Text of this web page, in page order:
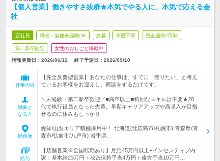
【個人営業】働きやすさ抜群★本気でやる人に、本気で応える会
社
正社員 職種・業種未経験OK 急募 学歴不問 完全週休2日制
第二新卒歓迎 女性のおしごと掲載中
情報更新日：2026/06/12 終了予定日： 2026/09/10
仕事内容
【完全反響型営業】あなたの仕事は、すでに「売りたい」と考え
ているお客様をお迎えし、商談をするだけです。
対象と
なる方
＼未経験・第二新卒歓迎／■高卒以上■特別なスキルは不要★20
代で執行役員となった先輩。早期キャリアアップや高収入が目指
せるのに休みもしっかり
勤務地
愛知/山梨エリア積極採用中！ 北海道(北広島市/札幌市) 青森県(青
森市/弘前市/八戸市) 岩手県…
給与
【店舗営業※全国転勤あり】月給45万円以上+インセンティブ内
訳：基本給23万円＋秘密保持手当4万円＋遠方手当10万円…